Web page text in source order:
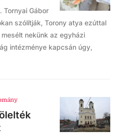
Tornyai Gábor
szólítják, Torony atya ezúttal
nekünk az egyházi
intézménye kapcsán úgy,